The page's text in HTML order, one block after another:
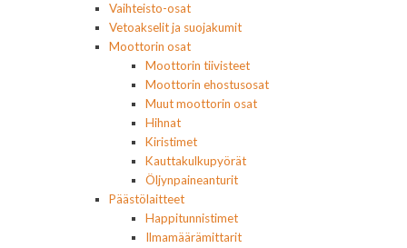
Vaihteisto-osat
Vetoakselit ja suojakumit
Moottorin osat
Moottorin tiivisteet
Moottorin ehostusosat
Muut moottorin osat
Hihnat
Kiristimet
Kauttakulkupyörät
Öljynpaineanturit
Päästölaitteet
Happitunnistimet
Ilmamäärämittarit